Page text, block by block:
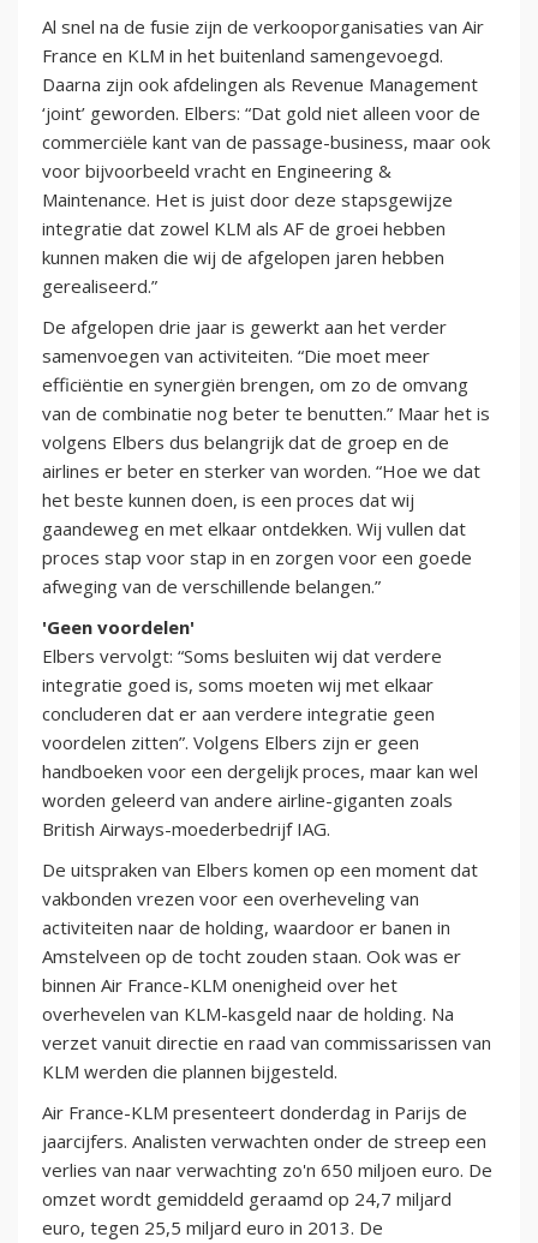
Al snel na de fusie zijn de verkooporganisaties van Air
France en KLM in het buitenland samengevoegd.
Daarna zijn ook afdelingen als Revenue Management
‘joint’ geworden. Elbers: “Dat gold niet alleen voor de
commerciële kant van de passage-business, maar ook
voor bijvoorbeeld vracht en Engineering &
Maintenance. Het is juist door deze stapsgewijze
integratie dat zowel KLM als AF de groei hebben
kunnen maken die wij de afgelopen jaren hebben
gerealiseerd.”
De afgelopen drie jaar is gewerkt aan het verder
samenvoegen van activiteiten. “Die moet meer
efficiëntie en synergiën brengen, om zo de omvang
van de combinatie nog beter te benutten.” Maar het is
volgens Elbers dus belangrijk dat de groep en de
airlines er beter en sterker van worden. “Hoe we dat
het beste kunnen doen, is een proces dat wij
gaandeweg en met elkaar ontdekken. Wij vullen dat
proces stap voor stap in en zorgen voor een goede
afweging van de verschillende belangen.”
'Geen voordelen'
Elbers vervolgt: “Soms besluiten wij dat verdere
integratie goed is, soms moeten wij met elkaar
concluderen dat er aan verdere integratie geen
voordelen zitten”. Volgens Elbers zijn er geen
handboeken voor een dergelijk proces, maar kan wel
worden geleerd van andere airline-giganten zoals
British Airways-moederbedrijf IAG.
De uitspraken van Elbers komen op een moment dat
vakbonden vrezen voor een overheveling van
activiteiten naar de holding, waardoor er banen in
Amstelveen op de tocht zouden staan. Ook was er
binnen Air France-KLM onenigheid over het
overhevelen van KLM-kasgeld naar de holding. Na
verzet vanuit directie en raad van commissarissen van
KLM werden die plannen bijgesteld.
Air France-KLM presenteert donderdag in Parijs de
jaarcijfers. Analisten verwachten onder de streep een
verlies van naar verwachting zo'n 650 miljoen euro. De
omzet wordt gemiddeld geraamd op 24,7 miljard
euro, tegen 25,5 miljard euro in 2013. De